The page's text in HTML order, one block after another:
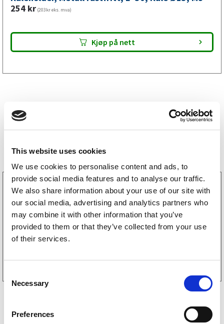
This website uses cookies
We use cookies to personalise content and ads, to
provide social media features and to analyse our traffic.
We also share information about your use of our site with
our social media, advertising and analytics partners who
may combine it with other information that you’ve
provided to them or that they’ve collected from your use
of their services.
Necessary
Preferences
mm,
antall
254 kr (203kr eks. mva)
Kjøp på nett
Bestselgere
3160052
LGF skilt Selvklebende
256kr (205kr eks. mva)